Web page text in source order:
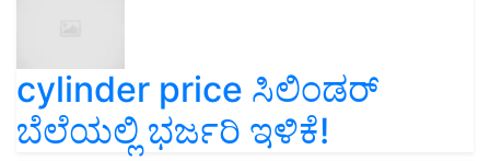
cylinder price ಸಿಲಿಂಡರ್‌
ಬೆಲೆಯಲ್ಲಿ ಭರ್ಜರಿ ಇಳಿಕೆ!